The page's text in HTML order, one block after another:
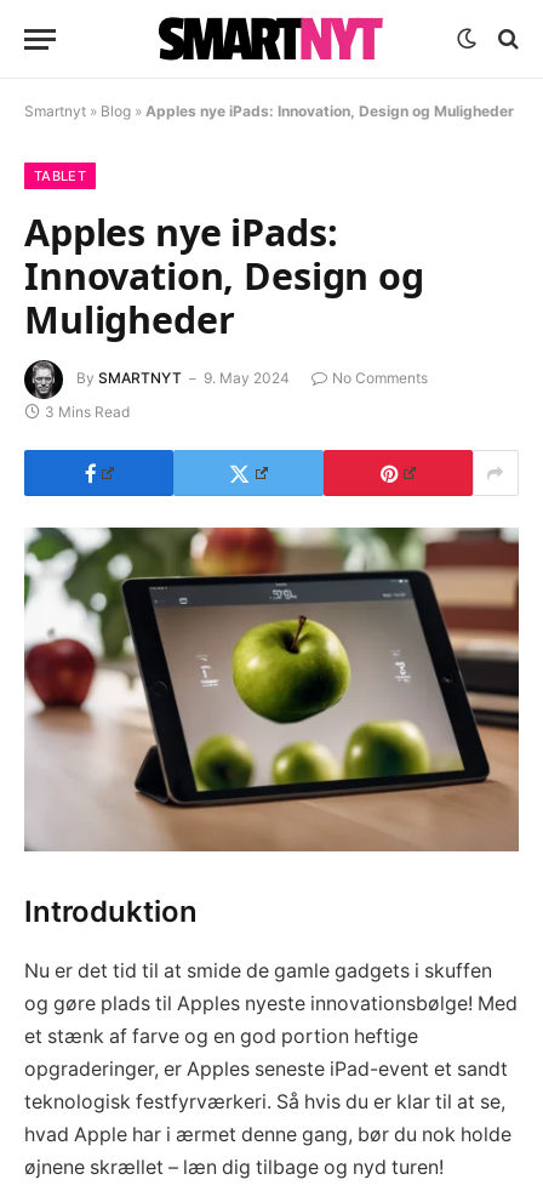
Smartnyt » Blog » Apples nye iPads: Innovation, Design og Muligheder
TABLET
Apples nye iPads:
Innovation, Design og
Muligheder
By SMARTNYT 9. May 2024
No Comments
3 Mins Read
Introduktion
Nu er det tid til at smide de gamle gadgets i skuffen
og gøre plads til Apples nyeste innovationsbølge! Med
et stænk af farve og en god portion heftige
opgraderinger, er Apples seneste iPad-event et sandt
teknologisk festfyrværkeri. Så hvis du er klar til at se,
hvad Apple har i ærmet denne gang, bør du nok holde
øjnene skrællet – læn dig tilbage og nyd turen!